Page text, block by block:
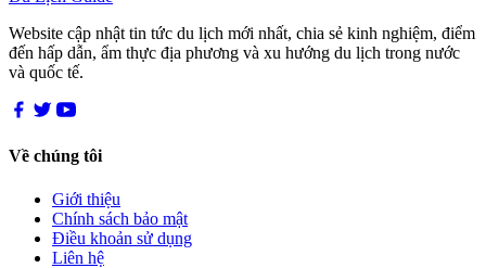
Website cập nhật tin tức du lịch mới nhất, chia sẻ kinh nghiệm, điểm
đến hấp dẫn, ẩm thực địa phương và xu hướng du lịch trong nước
và quốc tế.
Về chúng tôi
Giới thiệu
Chính sách bảo mật
Điều khoản sử dụng
Liên hệ